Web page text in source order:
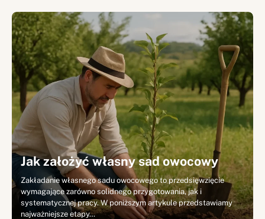
Jak założyć własny sad owocowy
Zakładanie własnego sadu owocowego to przedsięwzięcie
wymagające zarówno solidnego przygotowania, jak i
systematycznej pracy. W poniższym artykule przedstawiamy
najważniejsze etapy…